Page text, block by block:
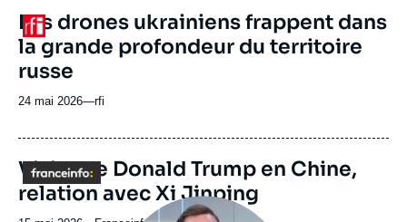
ou
émission
Logo
URL
de
Spotify
Les drones ukrainiens frappent dans
la grande profondeur du territoire
russe
24 mai 2026—Nom
journal,
ou
émission
rfi
Logo
Visite de Donald Trump en Chine,
relation avec Xi Jinping
Image
principale